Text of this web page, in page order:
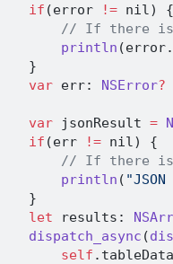
if (error != nil )
{
// If there is
println (error.
}
var err: NSError?
var jsonResult =
if (err != nil )
{
// If there is
println (
}
let results :
dispatch_async (
self . tableData